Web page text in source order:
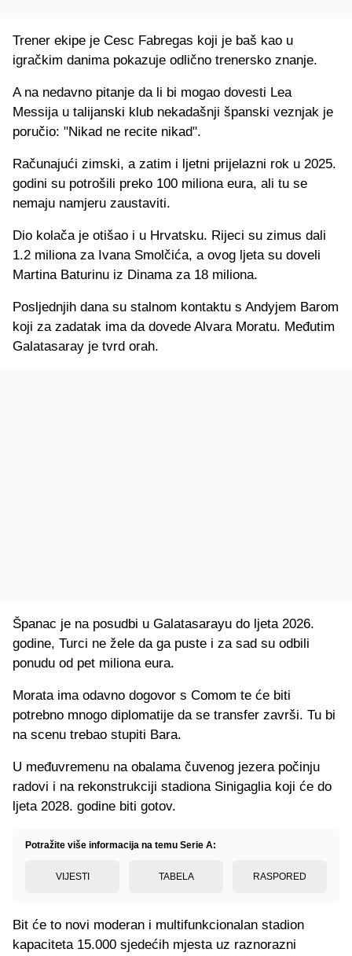
Trener ekipe je Cesc Fabregas koji je baš kao u
igračkim danima pokazuje odlično trenersko znanje.
A na nedavno pitanje da li bi mogao dovesti Lea
Messija u talijanski klub nekadašnji španski veznjak je
poručio: "Nikad ne recite nikad".
Računajući zimski, a zatim i ljetni prijelazni rok u 2025.
godini su potrošili preko 100 miliona eura, ali tu se
nemaju namjeru zaustaviti.
Dio kolača je otišao i u Hrvatsku. Rijeci su zimus dali
1.2 miliona za Ivana Smolčića, a ovog ljeta su doveli
Martina Baturinu iz Dinama za 18 miliona.
Posljednjih dana su stalnom kontaktu s Andyjem Barom
koji za zadatak ima da dovede Alvara Moratu. Međutim
Galatasaray je tvrd orah.
Španac je na posudbi u Galatasarayu do ljeta 2026.
godine, Turci ne žele da ga puste i za sad su odbili
ponudu od pet miliona eura.
Morata ima odavno dogovor s Comom te će biti
potrebno mnogo diplomatije da se transfer završi. Tu bi
na scenu trebao stupiti Bara.
U međuvremenu na obalama čuvenog jezera počinju
radovi i na rekonstrukciji stadiona Sinigaglia koji će do
ljeta 2028. godine biti gotov.
Potražite više informacija na temu Serie A:
VIJESTI TABELA RASPORED
Bit će to novi moderan i multifunkcionalan stadion
kapaciteta 15.000 sjedećih mjesta uz raznorazni